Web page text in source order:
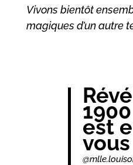
Vivons bientôt
magiques d’un autre
est